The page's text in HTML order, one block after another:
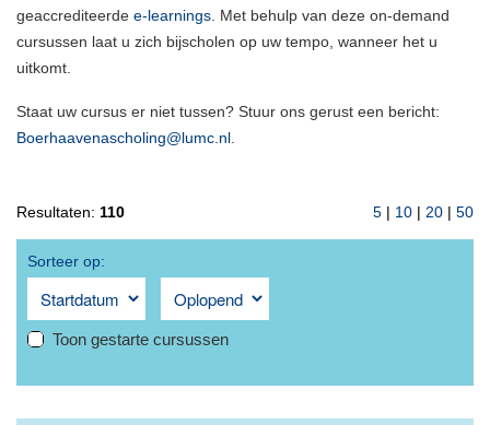
geaccrediteerde e-learnings . Met behulp van deze on-demand
cursussen laat u zich bijscholen op uw tempo, wanneer het u
uitkomt.
Staat uw cursus er niet tussen? Stuur ons gerust een bericht:
Boerhaavenascholing@lumc.nl
Resultaten: 110 5 | 10 | 20 | 50
Sorteer op:
Toon gestarte cursussen